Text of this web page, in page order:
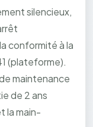
silencieux,
conformité à la
(plateforme).
maintenance
de 2 ans
la main-